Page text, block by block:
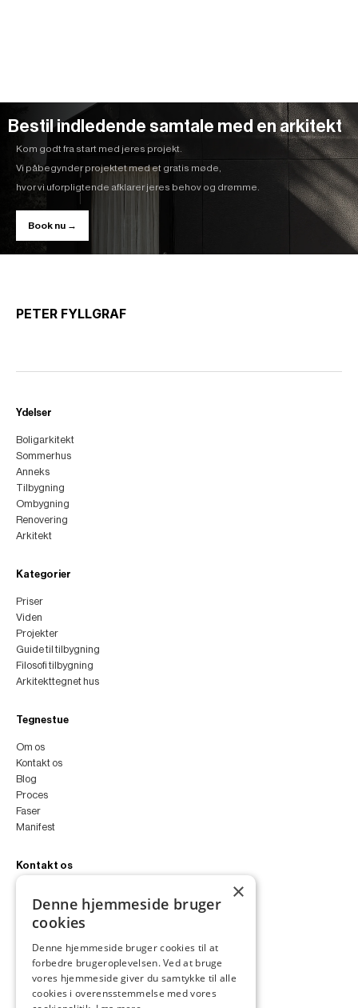
Bestil indledende samtale med en arkitekt
Kom godt fra start med jeres projekt.
Vi påbegynder projektet med et gratis møde,
hvor vi uforpligtende afklarer jeres behov og drømme.
Book nu →
PETER FYLLGRAF
Ydelser
Boligarkitekt
Sommerhus
Anneks
Tilbygning
Ombygning
Renovering
Arkitekt
Kategorier
Priser
Viden
Projekter
Guide til tilbygning
Filosofi tilbygning
Arkitekttegnet hus
Tegnestue
Om os
Kontakt os
Blog
Proces
Faser
Manifest
Kontakt os
+45 4252 0011
VA11a
2300 København S
Instagram
LinkedIn
×
Denne hjemmeside bruger
cookies
Denne hjemmeside bruger cookies til at
forbedre brugeroplevelsen. Ved at bruge
vores hjemmeside giver du samtykke til alle
cookies i overensstemmelse med vores